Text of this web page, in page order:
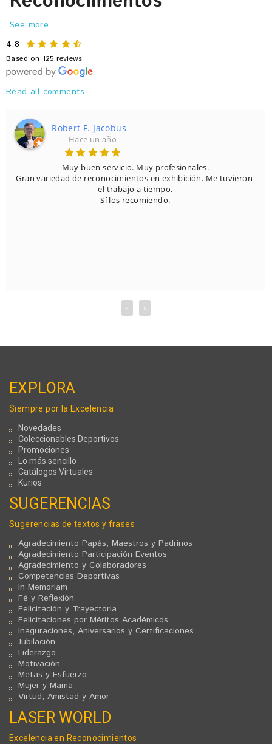
See more
4.8
Based on 125 reviews
Read all comments
Jorge Morales Alvarez
Hace 5 años
Honestamente, si quieres entregar un reconocimiento, este es
el lugar correcto.
Tienen infinidad de opciones,  precios, materiales,  colores, que
‹ ›
EXPLORA
Siempre por la Excelencia
Novedades
Coleccionables Deportivos
Promociones
Lo más sencillo
Catálogos Virtuales
Kurios
SUGERENCIAS
Sugerencias de textos y frases
Agradecimiento Papás, Maestros y Padrinos
Agradecimiento Participación Eventos
Agradecimiento y Colaboradores
Competencias Deportivas
In Memoriam
Fé y Reflexión
Felicitación y Trayectoria
Felicitaciones por Méritos Académicos
Inaguraciones, Aniversarios y Certificaciones
Jubilación
Liderazgo
Motivación
Metas y Esfuerzo
Mujer y Mamá
Virtud, Amistad y Amor
LASER WORLD
Excelencia en Reconocimientos